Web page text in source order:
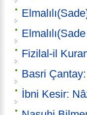
Fizilal-il
Basri
İbni Kesir: